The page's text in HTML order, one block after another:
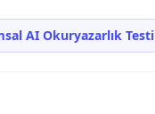
AI Okuryazarlık Testi